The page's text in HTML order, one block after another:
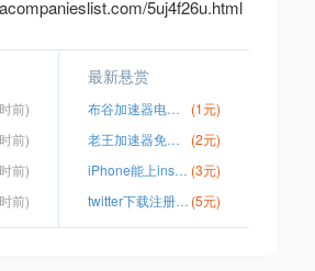
5uj4f26u.html
前)
前)
前)
前)
最新悬赏
布谷加速器电脑版怎使用
(1元)
老王加速器免费佛系官网最新版下载
(2元)
iPhone能上ins的加速器 (3元)
twitter下载注册不了 (5元)